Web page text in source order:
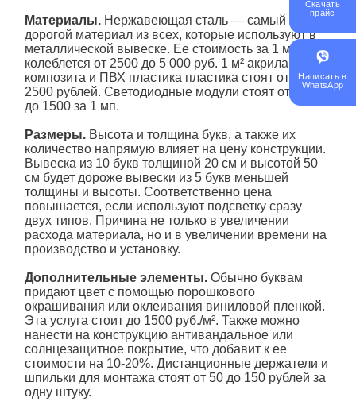
Материалы.Нержавеющая сталь — самый
дорогой материал из всех, которые используют в
металлической вывеске. Ее стоимость за 1 м²
колеблется от 2500 до 5 000 руб. 1 м² акрила,
композита и ПВХ пластика пластика стоят от 800 до
2500 рублей. Светодиодные модули стоят от 500
до 1500 за 1 мп.
Размеры. Высота и толщина букв, а также их
количество напрямую влияет на цену конструкции.
Вывеска из 10 букв толщиной 20 см и высотой 50
см будет дороже вывески из 5 букв меньшей
толщины и высоты. Соответственно цена
повышается, если используют подсветку сразу
двух типов. Причина не только в увеличении
расхода материала, но и в увеличении времени на
производство и установку.
Дополнительные элементы. Обычно буквам
придают цвет с помощью порошкового
окрашивания или оклеивания виниловой пленкой.
Эта услуга стоит до 1500 руб./м². Также можно
нанести на конструкцию антивандальное или
солнцезащитное покрытие, что добавит к ее
стоимости на 10-20%. Дистанционные держатели и
шпильки для монтажа стоят от 50 до 150 рублей за
одну штуку.
Скачать
прайс
Написать в
WhatsApp